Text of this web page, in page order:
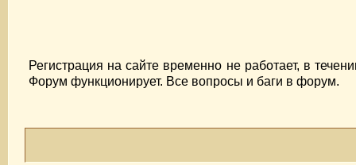
Регистрация на сайте временно не работает, в
Форум функционирует. Все вопросы и баги в форум.